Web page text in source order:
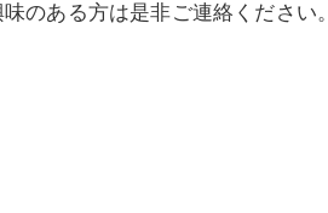
のある方は是非ご連絡ください。